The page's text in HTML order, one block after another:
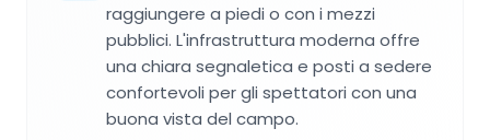
raggiungere a piedi o con i mezzi
pubblici. L'infrastruttura moderna offre
una chiara segnaletica e posti a sedere
confortevoli per gli spettatori con una
buona vista del campo.